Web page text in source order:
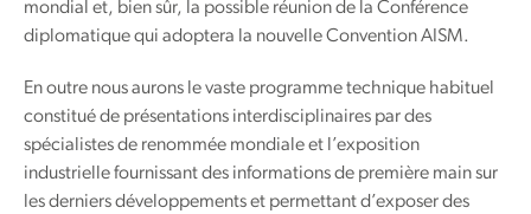
mondial et, bien sûr, la possible réunion de la Conférence
diplomatique qui adoptera la nouvelle Convention AISM.
En outre nous aurons le vaste programme technique habituel
constitué de présentations interdisciplinaires par des
spécialistes de renommée mondiale et l’exposition
industrielle fournissant des informations de première main sur
les derniers développements et permettant d’exposer des